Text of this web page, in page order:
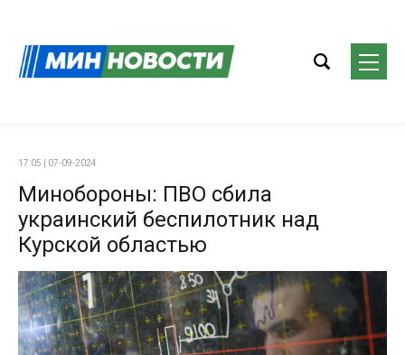
17:05 | 07-09-2024
Минобороны: ПВО сбила
украинский беспилотник над
Курской областью